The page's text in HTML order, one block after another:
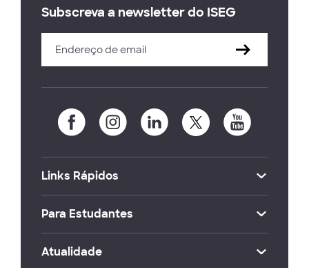
Subscreva a newsletter do ISEG
Links Rápidos
Para Estudantes
Atualidade